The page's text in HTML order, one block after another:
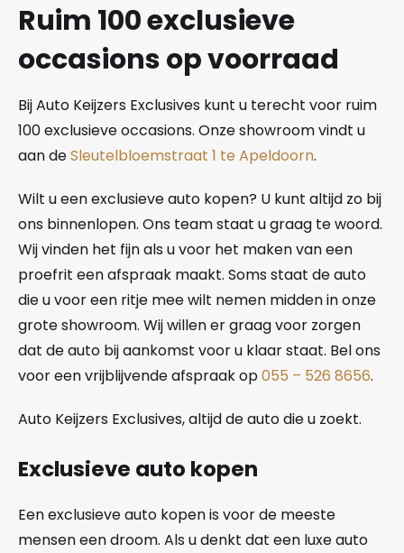
Ruim 100 exclusieve
occasions op voorraad
Bij Auto Keijzers Exclusives kunt u terecht voor ruim
100 exclusieve occasions. Onze showroom vindt u
aan deSleutelbloemstraat 1 te Apeldoorn.
Wilt u een exclusieve auto kopen? U kunt altijd zo bij
ons binnenlopen. Ons team staat u graag te woord.
Wij vinden het fijn als u voor het maken van een
proefrit een afspraak maakt. Soms staat de auto
die u voor een ritje mee wilt nemen midden in onze
grote showroom. Wij willen er graag voor zorgen
dat de auto bij aankomst voor u klaar staat. Bel ons
voor een vrijblijvende afspraak op055 – 526 8656.
Auto Keijzers Exclusives, altijd de auto die u zoekt.
Exclusieve auto kopen
Een exclusieve auto kopen is voor de meeste
mensen een droom. Als u denkt dat een luxe auto